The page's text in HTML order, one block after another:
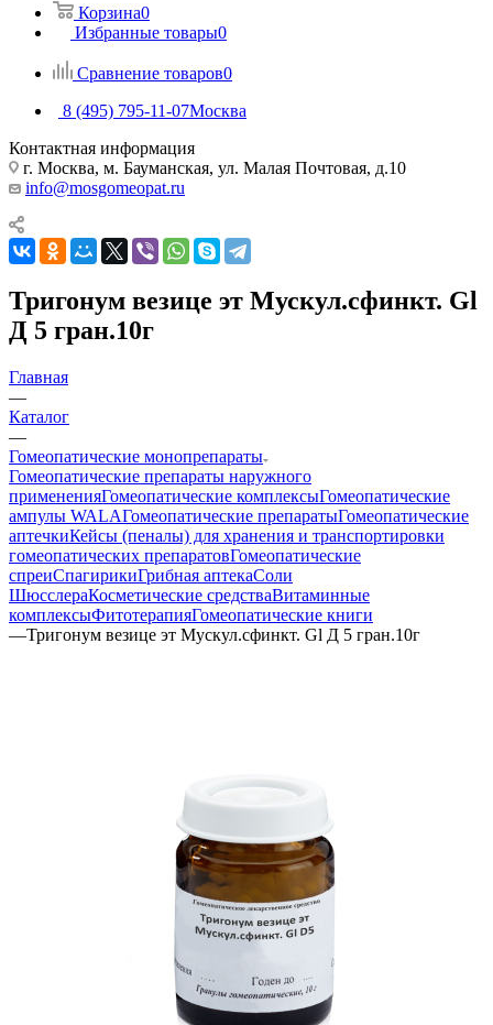
Корзина0
Избранные товары0
Сравнение товаров0
8 (495) 795-11-07Москва
Контактная информация
г. Москва, м. Бауманская, ул. Малая Почтовая, д.10
info@mosgomeopat.ru
Тригонум везице эт Мускул.сфинкт. Gl
Д 5 гран.10г
Главная
—
Каталог
—
Гомеопатические монопрепараты
Гомеопатические препараты наружного
примененияГомеопатические комплексыГомеопатические
ампулы WALAГомеопатические препаратыГомеопатические
аптечкиКейсы (пеналы) для хранения и транспортировки
гомеопатических препаратовГомеопатические
спреиСпагирикиГрибная аптекаСоли
ШюсслераКосметические средстваВитаминные
комплексыФитотерапияГомеопатические книги
—Тригонум везице эт Мускул.сфинкт. Gl Д 5 гран.10г